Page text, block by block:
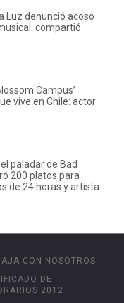
Luz denunció acoso
compartió
Campus’
vive en Chile: actor
paladar de Bad
200 platos para
de 24 horas y artista
CON NOSOTROS
DE
2012